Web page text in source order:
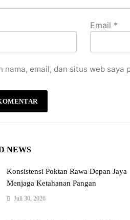
Email *
nama, email, dan situs web
NEWS
Konsistensi Poktan Rawa Depan Jaya
Menjaga Ketahanan Pangan
Juli 30, 2026